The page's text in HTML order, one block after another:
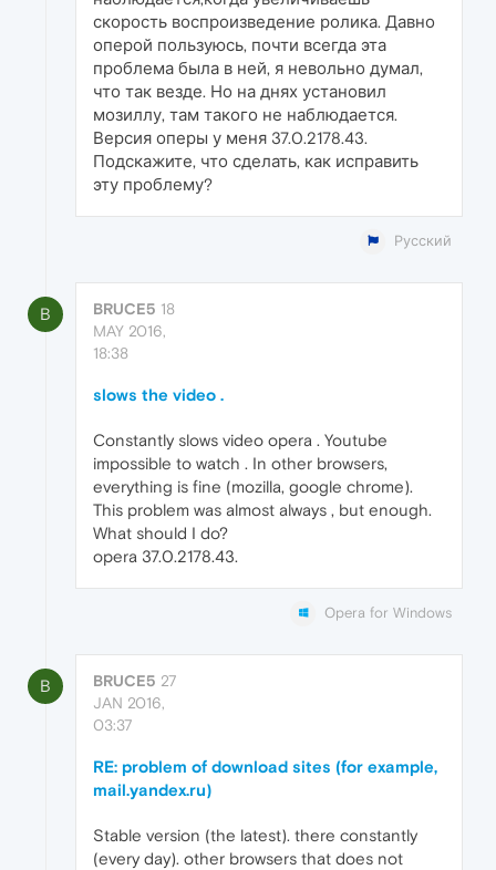
скорость воспроизведение ролика. Давно
оперой пользуюсь, почти всегда эта
проблема была в ней, я невольно думал,
что так везде. Но на днях установил
мозиллу, там такого не наблюдается.
Версия оперы у меня 37.0.2178.43.
Подскажите, что сделать, как исправить
эту проблему?
Русский
B BRUCE5 18
MAY 2016,
18:38
slows the video .
Constantly slows video opera . Youtube
impossible to watch . In other browsers,
everything is fine (mozilla, google chrome).
This problem was almost always , but enough.
What should I do?
opera 37.0.2178.43.
Opera for Windows
B BRUCE5 27
JAN 2016,
03:37
RE: problem of download sites (for example,
mail.yandex.ru)
Stable version (the latest). there constantly
(every day). other browsers that does not